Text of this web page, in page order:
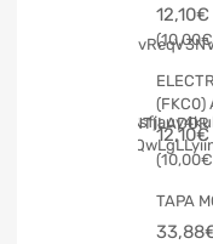
12,10€
10,00€
(FKC0)
12,10€
10,00€
TAPA
33,88